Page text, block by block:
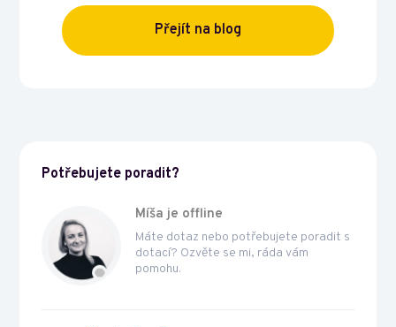
Potřebujete poradit?
Míša je offline
Máte dotaz nebo potřebujete poradit s
dotací? Ozvěte se mi, ráda vám
pomohu.
Přejít na blog